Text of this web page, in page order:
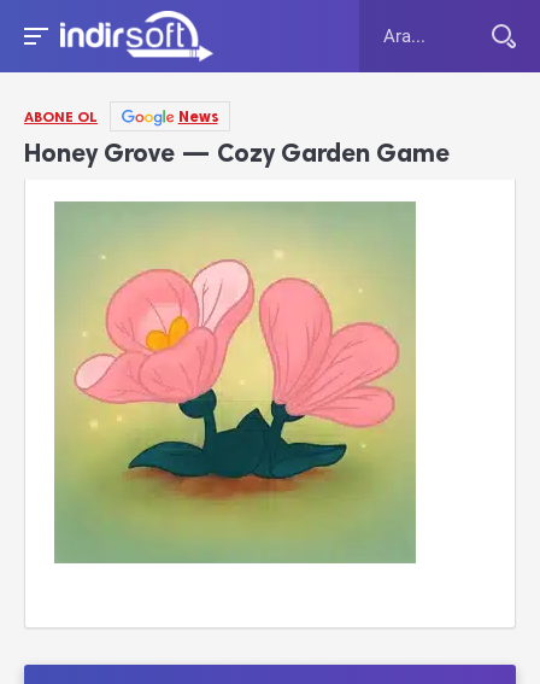
ABONE OL News
Honey Grove — Cozy Garden Game